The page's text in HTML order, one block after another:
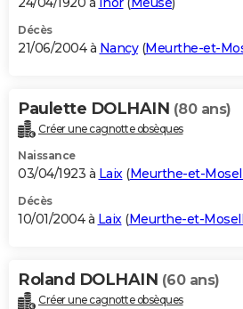
Décès
21/06/2004 à Nancy(Meurthe-et-
Paulette DOLHAIN (80 ans)
Créer une cagnotte obsèques
Naissance
03/04/1923 à Laix(Meurthe-et-
Décès
10/01/2004 à Laix(Meurthe-et-
Roland DOLHAIN (60 ans)
Créer une cagnotte obsèques